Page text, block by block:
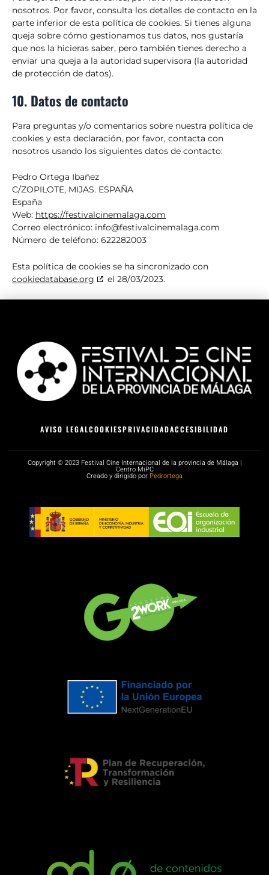
nosotros. Por favor, consulta los detalles de contacto en la
parte inferior de esta política de cookies. Si tienes alguna
queja sobre cómo gestionamos tus datos, nos gustaría
que nos la hicieras saber, pero también tienes derecho a
enviar una queja a la autoridad supervisora (la autoridad
de protección de datos).
10. Datos de contacto
Para preguntas y/o comentarios sobre nuestra política de
cookies y esta declaración, por favor, contacta con
nosotros usando los siguientes datos de contacto:
Pedro Ortega Ibañez
C/ZOPILOTE, MIJAS. ESPAÑA
España
Web: https://festivalcinemalaga.com
Correo electrónico: info@festivalcinemalaga.com
Número de teléfono: 622282003
Esta política de cookies se ha sincronizado con
cookiedatabase.org
el 28/03/2023.
AVISO LEGALCOOKIESPRIVACIDADACCESIBILIDAD
Copyright © 2023 Festival Cine Internacional de la provincia de Málaga |
Centro MiPC
Creado y dirigido por Pedrortega